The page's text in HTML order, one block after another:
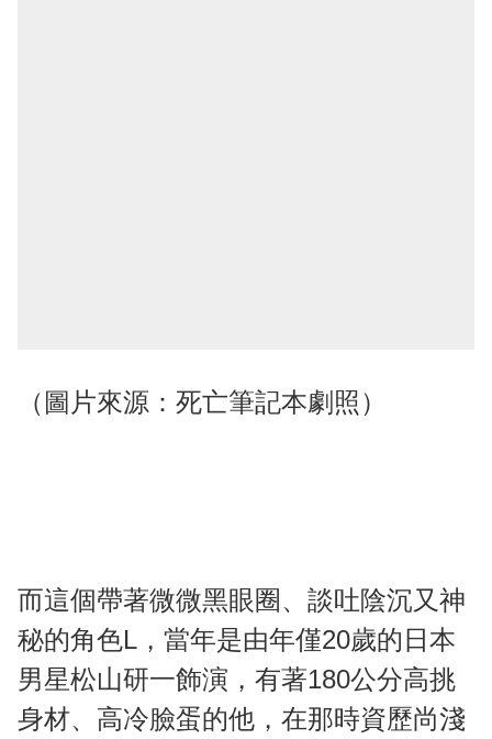
（圖片來源：死亡筆記本劇照）
而這個帶著微微黑眼圈、談吐陰沉又神
秘的角色L，當年是由年僅20歲的日本
男星松山研一飾演，有著180公分高挑
身材、高冷臉蛋的他，在那時資歷尚淺